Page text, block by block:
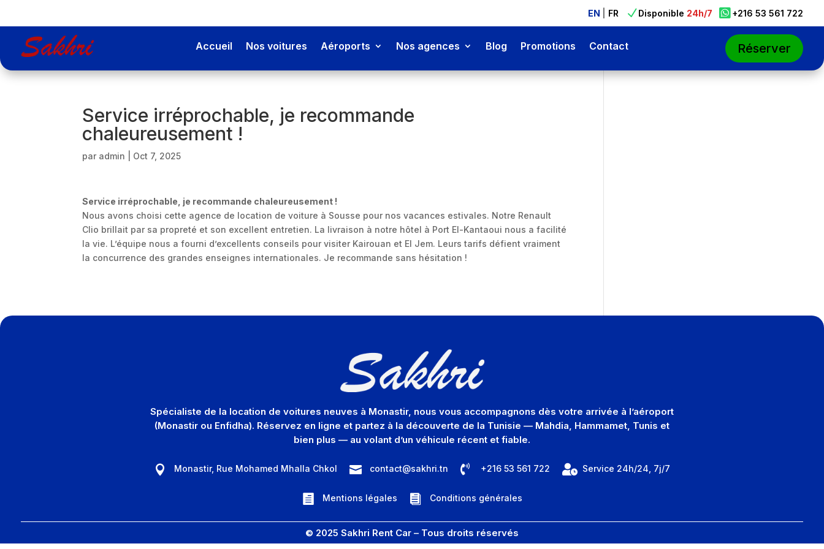
EN FR NDisponible 24h/7  +216 53 561 722
Accueil Nos voitures Aéroports Nos agences Blog Promotions Contact Réserver
Service irréprochable, je recommande
chaleureusement !
par admin Oct 7, 2025
Service irréprochable, je recommande chaleureusement !
Nous avons choisi cette agence de location de voiture à Sousse pour nos vacances estivales. Notre Renault
Clio brillait par sa propreté et son excellent entretien. La livraison à notre hôtel à Port El-Kantaoui nous a facilité
la vie. L’équipe nous a fourni d’excellents conseils pour visiter Kairouan et El Jem. Leurs tarifs défient vraiment
la concurrence des grandes enseignes internationales. Je recommande sans hésitation !
Spécialiste de la location de voitures neuves à Monastir, nous vous accompagnons dès votre arrivée à l’aéroport
(Monastir ou Enfidha). Réservez en ligne et partez à la découverte de la Tunisie — Mahdia, Hammamet, Tunis et
bien plus — au volant d’un véhicule récent et fiable.
 Monastir, Rue Mohamed Mhalla Chkol  contact@sakhri.tn  +216 53 561 722  Service 24h/24, 7j/7
 Mentions légales  Conditions générales
© 2025 Sakhri Rent Car – Tous droits réservés